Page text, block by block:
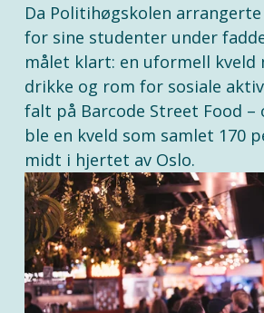
Da Politihøgskolen
for sine studenter under
målet klart: en uformell kveld
drikke og rom for sosiale
falt på Barcode Street Food
ble en kveld som samlet 170
midt i hjertet av Oslo.